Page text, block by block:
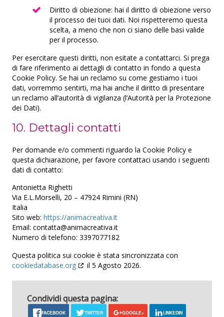
Adform A/S
Informativa sulla privacy
Confiant Inc.
Informativa sulla privacy
RATEGAIN ADARA INC
Informativa sulla privacy
Rakuten Marketing LLC
Informativa sulla privacy
GumGum, Inc.
Justpremium BV
Informativa sulla privacy
Lumen Research Limited
LifeStreet Corporation
OpenX
Informativa sulla privacy
Diritto di obiezione: hai il diritto di obiezione verso
il processo dei tuoi dati. Noi rispetteremo questa
scelta, a meno che non ci siano delle basi valide
per il processo.
Per esercitare questi diritti, non esitate a contattarci. Si prega
di fare riferimento ai dettagli di contatto in fondo a questa
Cookie Policy. Se hai un reclamo su come gestiamo i tuoi
dati, vorremmo sentirti, ma hai anche il diritto di presentare
un reclamo all’autorità di vigilanza (l’Autorità per la Protezione
dei Dati).
10. Dettagli contatti
Per domande e/o commenti riguardo la Cookie Policy e
questa dichiarazione, per favore contattaci usando i seguenti
dati di contatto:
Antonietta Righetti
Via E.L.Morselli, 20 – 47924 Rimini (RN)
Italia
Sito web: https://animacreativa.it
Email: contatta@animacreativa.it
Numero di telefono: 3397077182
Questa politica sui cookie è stata sincronizzata con
cookiedatabase.org
il 5 Agosto 2026.
Condividi questa pagina:
FACEBOOK TWITTER GOOGLE+ LINKEDIN